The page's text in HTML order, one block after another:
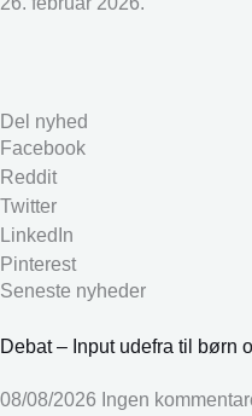
Del nyhed
Facebook
Reddit
Twitter
LinkedIn
Pinterest
Seneste nyheder
Debat – Input udefra til
08/08/2026 Ingen